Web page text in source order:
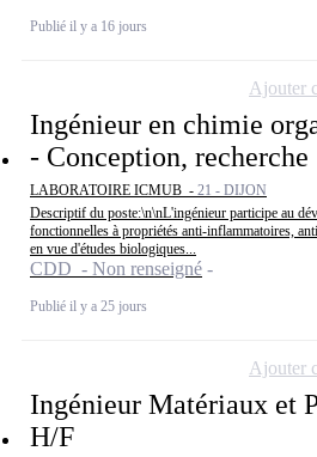
Publié il y a 16 jours
Ingénieur en chimie
- Conception, recherche
LABORATOIRE ICMUB - 21 - DIJON
Descriptif du poste:\n\nL'ingénieur participe au
fonctionnelles à propriétés anti-inflammatoires,
en vue d'études biologiques...
CDD - Non renseigné
Publié il y a 25 jours
Ajouter
Ingénieur Matériaux et
H/F
Ajouter